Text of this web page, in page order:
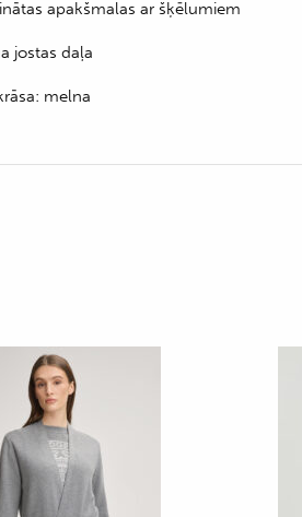
apakšmalas ar šķēlumiem
jostas daļa
melna